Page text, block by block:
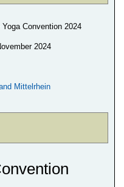
Convention 2024
2024
Mittelrhein